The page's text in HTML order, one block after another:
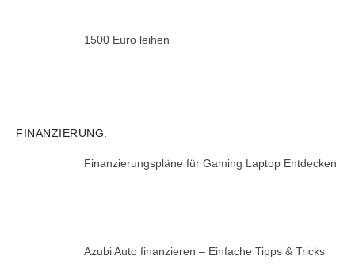
1500 Euro leihen
FINANZIERUNG:
Finanzierungspläne für Gaming Laptop Entdecken
Azubi Auto finanzieren – Einfache Tipps & Tricks